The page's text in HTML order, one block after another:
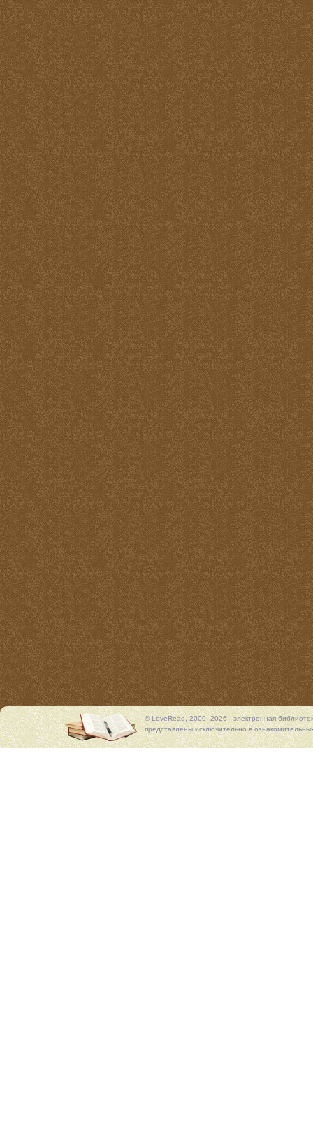
© LoveRead, 2009–2026 - электронная
представлены исключительно в